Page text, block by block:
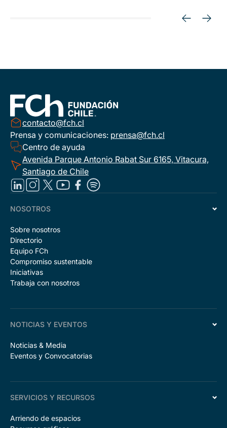
contacto@fch.cl
Prensa y comunicaciones: prensa@fch.cl
Centro de ayuda
Avenida Parque Antonio Rabat Sur 6165, Vitacura,
Santiago de Chile
NOSOTROS
Sobre nosotros
Directorio
Equipo FCh
Compromiso sustentable
Iniciativas
Trabaja con nosotros
NOTICIAS Y EVENTOS
Noticias & Media
Eventos y Convocatorias
SERVICIOS Y RECURSOS
Arriendo de espacios